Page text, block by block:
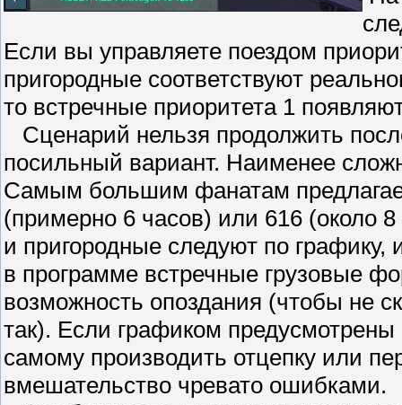
Если вы управляете поездом
пригородные соответствуют
то встречные приоритета 1
Сценарий нельзя продолжить
посильный вариант. Наименее
Самым большим фанатам
(примерно 6 часов) или 616 (около
и пригородные следуют по графику,
в программе встречные грузовые
возможность опоздания (чтобы не
так). Если графиком
самому производить отцепку или
вмешательство чревато ошибками.